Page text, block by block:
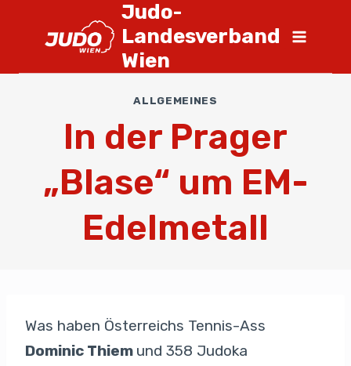
Judo-
Landesverband
Wien
ALLGEMEINES
In der Prager
„Blase“ um EM-
Edelmetall
Was haben Österreichs Tennis-Ass
Dominic Thiem und 358 Judoka